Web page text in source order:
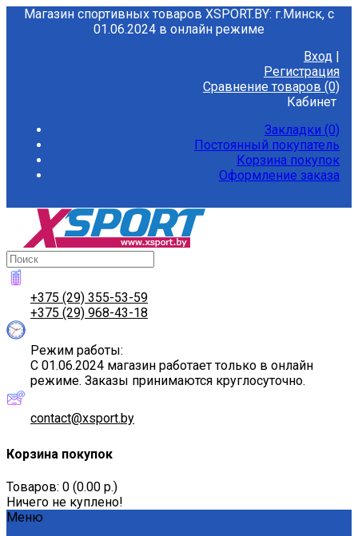
Магазин спортивных товаров XSPORT.BY: г.Минск, с
01.06.2024 в онлайн режиме
Вход |
Регистрация
Сравнение товаров (0)
Кабинет
Закладки (0)
Постоянный покупатель
Корзина покупок
Оформление заказа
+375 (29) 355-53-59
+375 (29) 968-43-18
Режим работы:
С 01.06.2024 магазин работает только в онлайн
режиме. Заказы принимаются круглосуточно.
contact@xsport.by
Корзина покупок
Товаров: 0 (0.00 р.)
Ничего не куплено!
Меню